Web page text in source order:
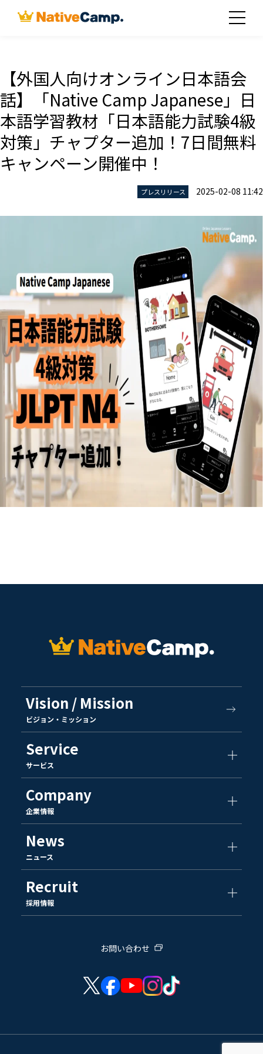
【外国人向けオンライン日本語会
話】「Native Camp Japanese」日
本語学習教材「日本語能力試験4級
対策」チャプター追加！7日間無料
キャンペーン開催中！
プレスリリース 2025-02-08 11:42
Vision / Mission
ビジョン・ミッション
Service
サービス
Company
企業情報
News
ニュース
Recruit
採用情報
お問い合わせ